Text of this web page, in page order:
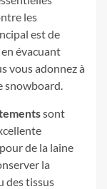
les
est de
évacuant
vous adonnez à
snowboard.
sont
de la laine
la
des tissus